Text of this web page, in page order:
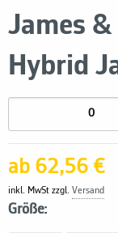
James
Hybrid
ab 62,56 €
inkl. MwSt zzgl. Versand
Größe: